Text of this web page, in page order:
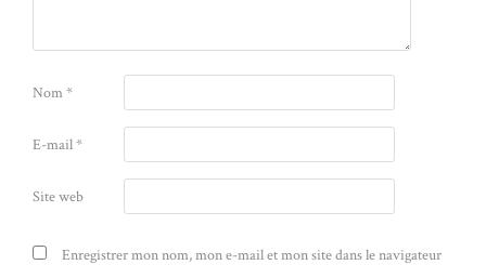
Nom*
E-mail*
Site web
Enregistrer mon nom, mon e-mail et mon site dans le navigateur